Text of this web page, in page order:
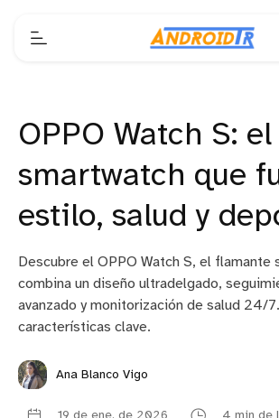
OPPO Watch S:
smartwatch que
estilo, salud y
Descubre el OPPO Watch S, el flamante
combina un diseño ultradelgado,
avanzado y monitorización de salud 24/
características clave.
Ana Blanco Vigo
19 de ene. de 2026 4 min de